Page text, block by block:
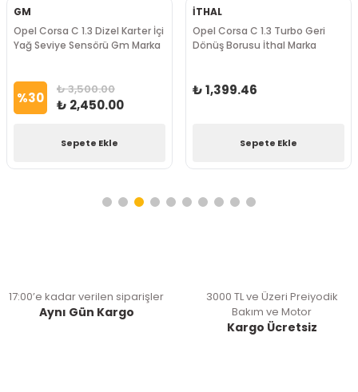
GM
Opel Corsa C 1.3 Dizel Karter İçi
Yağ Seviye Sensörü Gm Marka
%30 ₺ 3,500.00
₺ 2,450.00
Sepete Ekle
İTHAL
Opel Corsa C 1.3 Turbo Geri
Dönüş Borusu İthal Marka
₺ 1,399.46
Sepete Ekle
17:00’e kadar verilen siparişler
Aynı Gün Kargo
3000 TL ve Üzeri Preiyodik
Bakım ve Motor
Kargo Ücretsiz